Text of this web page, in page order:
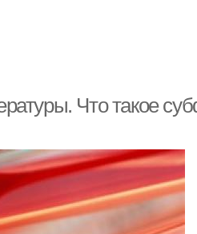
Что такое